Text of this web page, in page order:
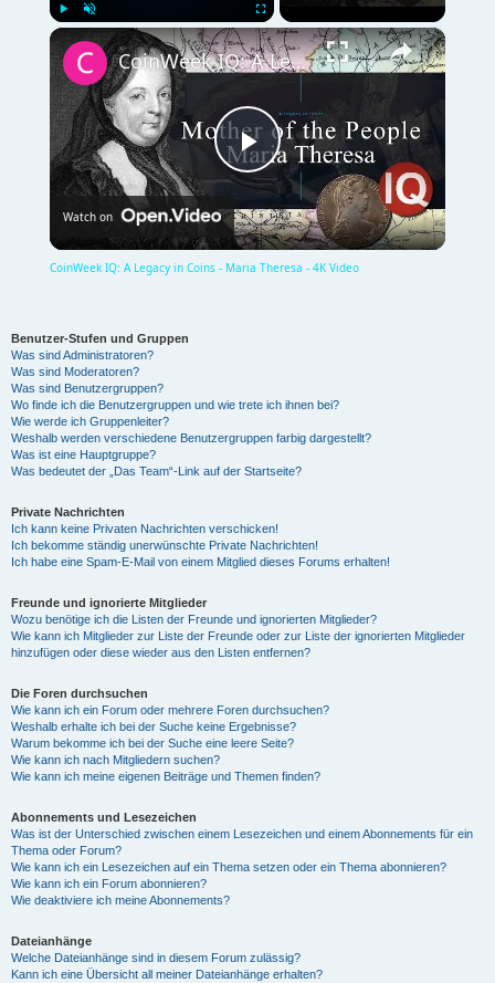
Unmute Fullscreen ×
P
l
V
d
e
o
CoinWeek IQ: A Legacy in Coins - Maria Theresa - 4K Video
Watch on
CoinWeek IQ: A Legacy in Coins - Maria Theresa - 4K Video
Benutzer-Stufen und Gruppen
Was sind Administratoren?
Was sind Moderatoren?
Was sind Benutzergruppen?
Wo finde ich die Benutzergruppen und wie trete ich ihnen bei?
Wie werde ich Gruppenleiter?
Weshalb werden verschiedene Benutzergruppen farbig dargestellt?
Was ist eine Hauptgruppe?
Was bedeutet der „Das Team“-Link auf der Startseite?
Private Nachrichten
Ich kann keine Privaten Nachrichten verschicken!
Ich bekomme ständig unerwünschte Private Nachrichten!
Ich habe eine Spam-E-Mail von einem Mitglied dieses Forums erhalten!
Freunde und ignorierte Mitglieder
Wozu benötige ich die Listen der Freunde und ignorierten Mitglieder?
Wie kann ich Mitglieder zur Liste der Freunde oder zur Liste der ignorierten Mitglieder
hinzufügen oder diese wieder aus den Listen entfernen?
Die Foren durchsuchen
Wie kann ich ein Forum oder mehrere Foren durchsuchen?
Weshalb erhalte ich bei der Suche keine Ergebnisse?
Warum bekomme ich bei der Suche eine leere Seite?
Wie kann ich nach Mitgliedern suchen?
Wie kann ich meine eigenen Beiträge und Themen finden?
Abonnements und Lesezeichen
Was ist der Unterschied zwischen einem Lesezeichen und einem Abonnements für ein
Thema oder Forum?
Wie kann ich ein Lesezeichen auf ein Thema setzen oder ein Thema abonnieren?
Wie kann ich ein Forum abonnieren?
Wie deaktiviere ich meine Abonnements?
Dateianhänge
Welche Dateianhänge sind in diesem Forum zulässig?
Kann ich eine Übersicht all meiner Dateianhänge erhalten?